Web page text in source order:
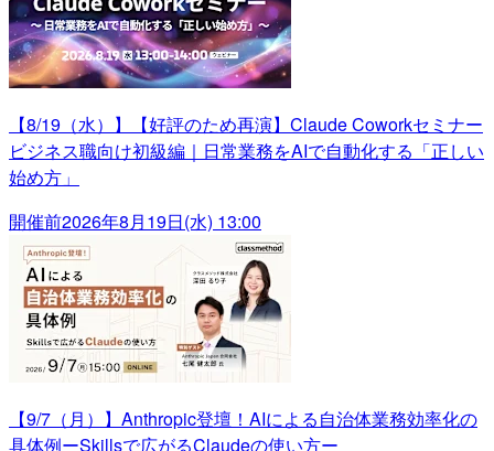
【8/19（水）】【好評のため再演】Claude Coworkセミナー
ビジネス職向け初級編｜日常業務をAIで自動化する「正しい
始め方」
開催前2026年8月19日(水) 13:00
【9/7（月）】Anthropic登壇！AIによる自治体業務効率化の
具体例ーSkillsで広がるClaudeの使い方ー